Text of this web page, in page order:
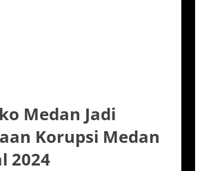
Medan Jadi
Korupsi Medan
2024